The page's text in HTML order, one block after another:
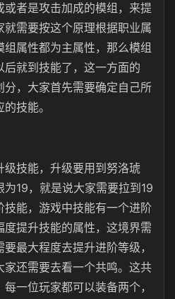
者是攻击加成的模组，来提
需要按这个原理根据职业属
属性都为主属性，那么模组
就到技能了，这一方面的
，大家首先需要确定自己所
技能。
技能，升级要用到努洛琥
19，就是说大家需要拉到19
能，游戏中技能有一个进阶
提升技能的属性，这境界需
最大程度去提升进阶等级，
家还需要去看一个共鸣。这共
一位玩家都可以装备两个，